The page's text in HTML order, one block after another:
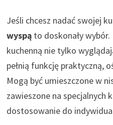
Jeśli chcesz nadać swojej
wyspą to doskonały
kuchenną nie tylko
pełnią funkcję praktyczną,
Mogą być umieszczone w
zawieszone na specjalnych
dostosowanie do